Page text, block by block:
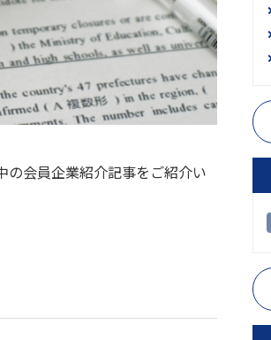
会員企業紹介記事をご紹介い